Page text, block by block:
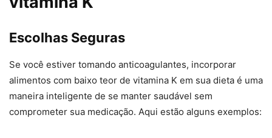
Escolhas Seguras
Se você estiver tomando anticoagulantes, incorporar
alimentos com baixo teor de vitamina K em sua dieta é uma
maneira inteligente de se manter saudável sem
comprometer sua medicação. Aqui estão alguns exemplos: